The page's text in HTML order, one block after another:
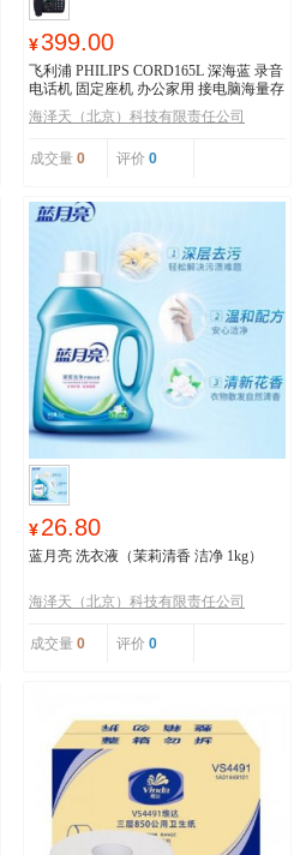
¥399.00
飞利浦 PHILIPS CORD165L 深海蓝 录音
电话机 固定座机 办公家用 接电脑海量存
储 智能屏幕拨打
海泽天（北京）科技有限责任公司
成交量 0 评价 0
¥26.80
蓝月亮 洗衣液（茉莉清香 洁净 1kg）
海泽天（北京）科技有限责任公司
成交量 0 评价 0